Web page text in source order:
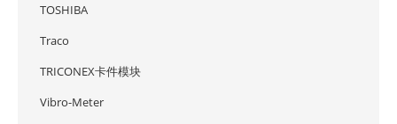
TOSHIBA
Traco
TRICONEX卡件模块
Vibro-Meter